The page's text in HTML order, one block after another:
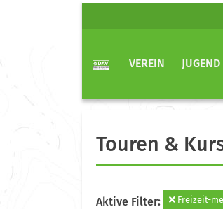
VEREIN JUGEND
Touren &
Aktive Filter: Freizeit-